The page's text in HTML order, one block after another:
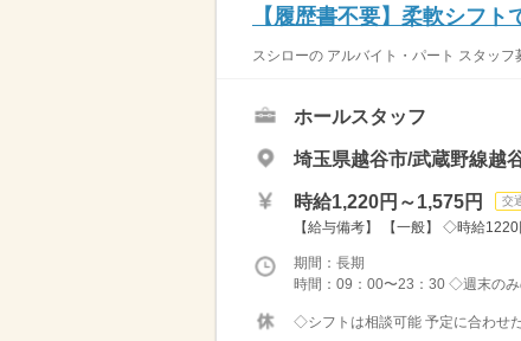
【履歴書不要】柔軟シフ
スシローの アルバイト・パート スタッ
ホールスタッフ
埼玉県越谷市/武蔵野線越
時給1,220円～1,575円 交
【給与備考】 【一般】 ◇時給
期間：長期
時間：09：00〜23：30 ◇週末の
◇シフトは相談可能 予定に合わせ